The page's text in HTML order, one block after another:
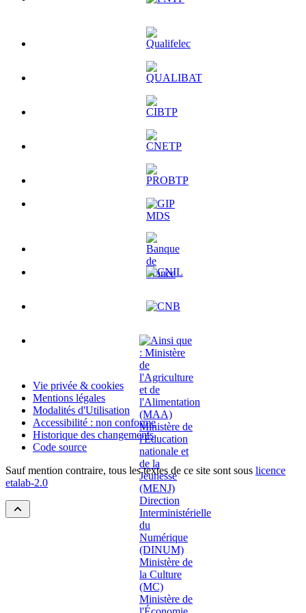
Vie privée & cookies
Mentions légales
Modalités d'Utilisation
Accessibilité : non conforme
Historique des changements
Code source
Sauf mention contraire, tous les textes de ce site sont sous licence
etalab-2.0